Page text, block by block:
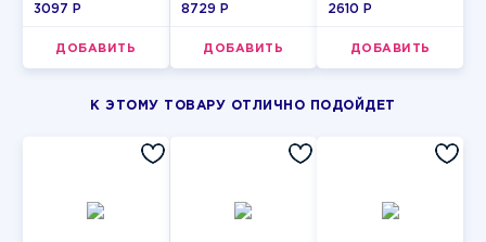
3097 P
ДОБАВИТЬ
8729 P
ДОБАВИТЬ
2610 P
ДОБАВИТЬ
К ЭТОМУ ТОВАРУ ОТЛИЧНО ПОДОЙДЕТ